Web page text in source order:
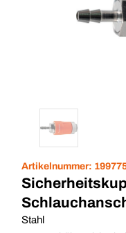
Artikelnummer:
Stahl